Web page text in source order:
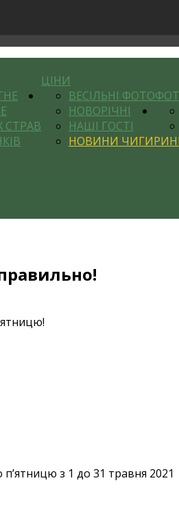
ЦІНИ
СТРАВ
ВЕСІЛЬНІ ФОТО
НОВОРІЧНІ
НАШІ ГОСТІ
НОВИНИ
з 1 до 31 травня 2021